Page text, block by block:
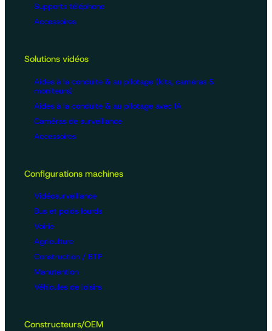
Supports téléphone
Accessoires
Solutions vidéos
Aides à la conduite & au pilotage (kits, caméras &
moniteurs)
Aides à la conduite & au pilotage avec IA
Caméras de surveillance
Accessoires
Configurations machines
Vidéosurveillance
Bus et poids lourds
Voirie
Agriculture
Construction / BTP
Manutention
Véhicules de loisirs
Constructeurs/OEM